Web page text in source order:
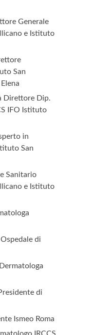
Generale
e Istituto
San
Direttore Dip.
IFO Istituto
in
San
Sanitario
e Istituto
di
di
Ismeo Roma